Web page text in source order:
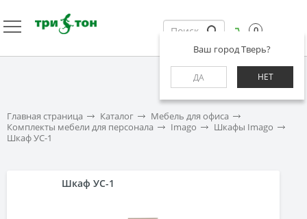
Ваш город Тверь?
ДА НЕТ
0
Главная страница Каталог
Мебель для офиса
Комплекты мебели для персонала
Imago
Шкафы Imago
Шкаф УС-1
Шкаф УС-1